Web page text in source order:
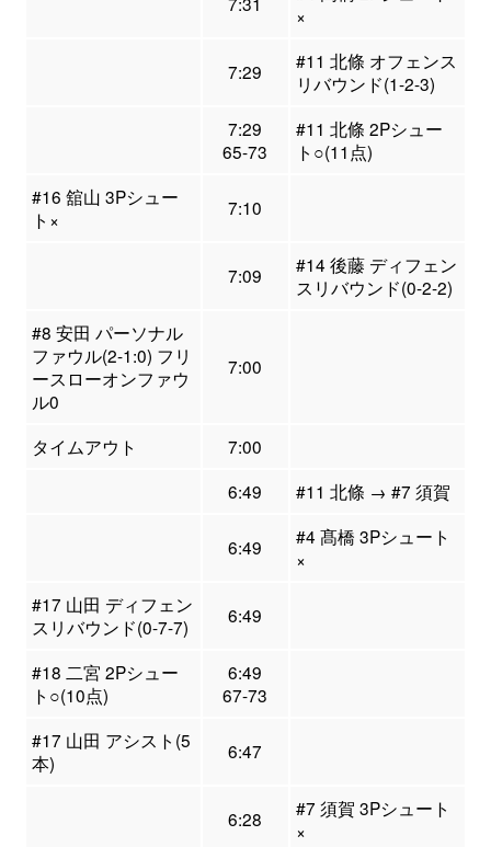
×
7:29
#11 北條 オフェンス
リバウンド(1-2-3)
7:29
65-73
#11 北條 2Pシュー
ト○(11点)
#16 舘山 3Pシュー
ト×
7:10
7:09
#14 後藤 ディフェン
スリバウンド(0-2-2)
#8 安田 パーソナル
ファウル(2-1:0) フリ
ースローオンファウ
ル0
7:00
タイムアウト
7:00
6:49
#11 北條 → #7 須賀
6:49
#4 髙橋 3Pシュート
×
#17 山田 ディフェン
スリバウンド(0-7-7)
6:49
#18 二宮 2Pシュー
ト○(10点)
6:49
67-73
#17 山田 アシスト(5
本)
6:47
6:28
#7 須賀 3Pシュート
×